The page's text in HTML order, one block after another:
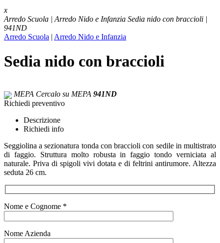
x
Arredo Scuola | Arredo Nido e Infanzia Sedia nido con braccioli |
941ND
Arredo Scuola | Arredo Nido e Infanzia
Sedia nido con braccioli
MEPA Cercalo su MEPA 941ND
Richiedi preventivo
Descrizione
Richiedi info
Seggiolina a sezionatura tonda con braccioli con sedile in multistrato
di faggio. Struttura molto robusta in faggio tondo verniciata al
naturale. Priva di spigoli vivi dotata e di feltrini antirumore. Altezza
seduta 26 cm.
Nome e Cognome *
Nome Azienda